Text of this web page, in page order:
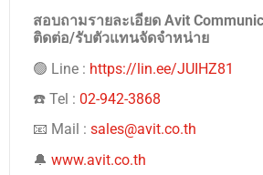
สอบถามรายละเอียด Avit
ติดต่อ/รับตัวแทนจัดจำหน่าย
🟢 Line : https://lin.ee/JUIHZ81
☎️ Tel : 02-942-3868
📧 Mail : sales@avit.co.th
🔔 www.avit.co.th